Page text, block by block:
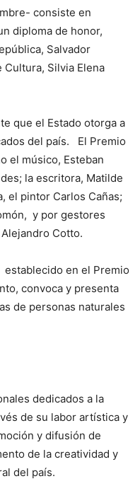
consiste en
diploma de honor,
Salvador
Silvia Elena
que el Estado otorga a
del país. El Premio
el músico, Esteban
la escritora, Matilde
el pintor Carlos Cañas;
y por gestores
Cotto.
en el Premio
convoca y presenta
de personas naturales
dedicados a la
de su labor artística y
y difusión de
de la creatividad y
del país.